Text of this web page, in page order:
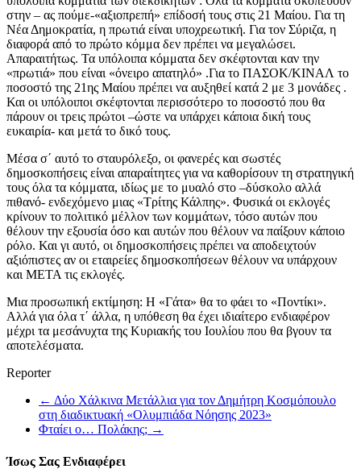
στην – ας πούμε-«αξιοπρεπή» επίδοσή τους στις 21 Μαίου. Για τη
Νέα Δημοκρατία, η πρωτιά είναι υποχρεωτική. Για τον Σύριζα, η
διαφορά από το πρώτο κόμμα δεν πρέπει να μεγαλώσει.
Απαραιτήτως. Τα υπόλοιπα κόμματα δεν σκέφτονται καν την
«πρωτιά» που είναι «όνειρο απατηλό» .Για το ΠΑΣΟΚ/ΚΙΝΑΛ το
ποσοστό της 21ης Μαίου πρέπει να αυξηθεί κατά 2 με 3 μονάδες .
Και οι υπόλοιποι σκέφτονται περισσότερο το ποσοστό που θα
πάρουν οι τρεις πρώτοι –ώστε να υπάρχει κάποια δική τους
ευκαιρία- και μετά το δικό τους.
Μέσα σ΄ αυτό το σταυρόλεξο, οι φανερές και σωστές
δημοσκοπήσεις είναι απαραίτητες για να καθορίσουν τη στρατηγική
τους όλα τα κόμματα, ιδίως με το μυαλό στο –δύσκολο αλλά
πιθανό- ενδεχόμενο μιας «Τρίτης Κάλπης». Φυσικά οι εκλογές
κρίνουν το πολιτικό μέλλον των κομμάτων, τόσο αυτών που
θέλουν την εξουσία όσο και αυτών που θέλουν να παίξουν κάποιο
ρόλο. Και γι αυτό, οι δημοσκοπήσεις πρέπει να αποδειχτούν
αξιόπιστες αν οι εταιρείες δημοσκοπήσεων θέλουν να υπάρχουν
και ΜΕΤΑ τις εκλογές.
Μια προσωπική εκτίμηση: Η «Γάτα» θα το φάει το «Ποντίκι».
Αλλά για όλα τ΄ άλλα, η υπόθεση θα έχει ιδιαίτερο ενδιαφέρον
μέχρι τα μεσάνυχτα της Κυριακής του Ιουλίου που θα βγουν τα
αποτελέσματα.
Reporter
← Δύο Χάλκινα Μετάλλια για τον Δημήτρη Κοσμόπουλο
στη διαδικτυακή «Ολυμπιάδα Νόησης 2023»
Φταίει ο… Πολάκης; →
Ίσως Σας Ενδιαφέρει